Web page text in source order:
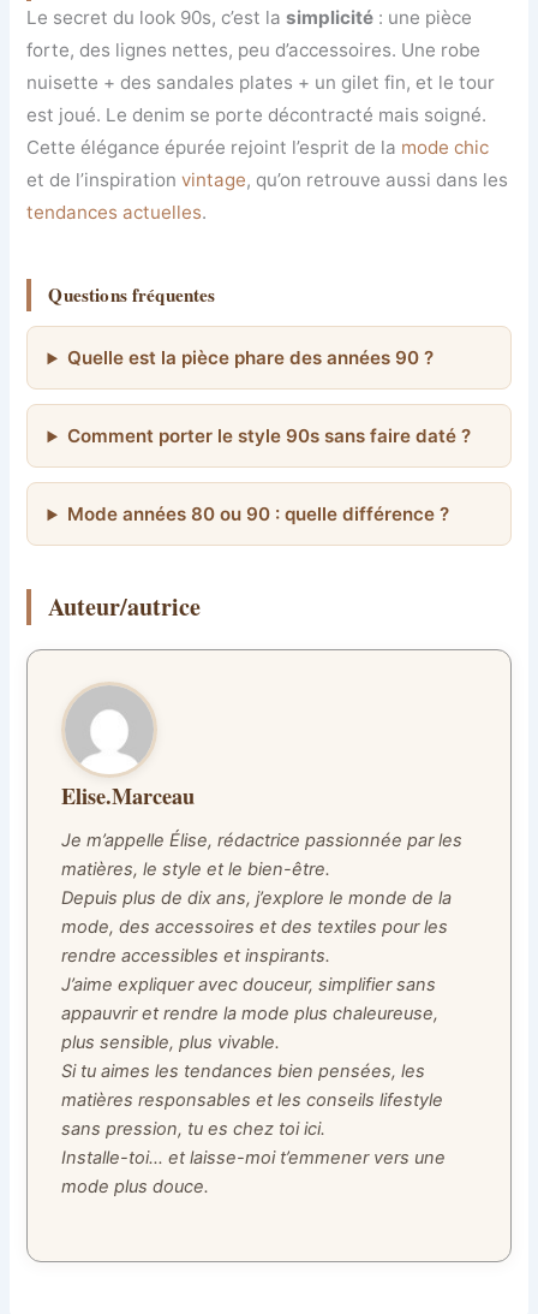
Le secret du look 90s, c’est la simplicité : une pièce
forte, des lignes nettes, peu d’accessoires. Une robe
nuisette + des sandales plates + un gilet fin, et le tour
est joué. Le denim se porte décontracté mais soigné.
Cette élégance épurée rejoint l’esprit de la mode chic
et de l’inspirationvintage, qu’on retrouve aussi dans les
tendances actuelles.
Questions fréquentes
Quelle est la pièce phare des années 90 ?
Comment porter le style 90s sans faire daté ?
Mode années 80 ou 90 : quelle différence ?
Auteur/autrice
Elise.Marceau
Je m’appelle Élise, rédactrice passionnée par les
matières, le style et le bien-être.
Depuis plus de dix ans, j’explore le monde de la
mode, des accessoires et des textiles pour les
rendre accessibles et inspirants.
J’aime expliquer avec douceur, simplifier sans
appauvrir et rendre la mode plus chaleureuse,
plus sensible, plus vivable.
Si tu aimes les tendances bien pensées, les
matières responsables et les conseils lifestyle
sans pression, tu es chez toi ici.
Installe-toi… et laisse-moi t’emmener vers une
mode plus douce.